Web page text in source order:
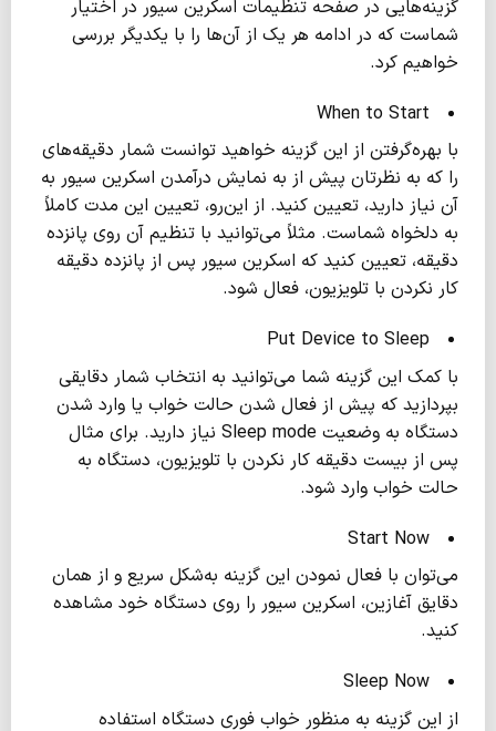
گزینه‌هایی در صفحه تنظیمات اسکرین سیور در اختیار
شماست که در ادامه هر یک از آن‌ها را با یکدیگر بررسی
خواهیم کرد.
با بهره‌گرفتن از این گزینه خواهید توانست شمار دقیقه‌های
را که به نظرتان پیش از به نمایش درآمدن اسکرین سیور به
آن نیاز دارید، تعیین کنید. از این‌رو، تعیین این مدت کاملاً
به دلخواه شماست. مثلاً می‌توانید با تنظیم آن روی پانزده
دقیقه، تعیین کنید که اسکرین سیور پس از پانزده دقیقه
کار نکردن با تلویزیون، فعال شود.
با کمک این گزینه شما می‌توانید به انتخاب شمار دقایقی
بپردازید که پیش از فعال شدن حالت خواب یا وارد شدن
دستگاه به وضعیت Sleep mode نیاز دارید. برای مثال
پس از بیست دقیقه کار نکردن با تلویزیون، دستگاه به
حالت خواب وارد شود.
می‌توان با فعال نمودن این گزینه به‌شکل سریع و از همان
دقایق آغازین، اسکرین سیور را روی دستگاه خود مشاهده
کنید.
از این گزینه به منظور خواب فوری دستگاه استفاده